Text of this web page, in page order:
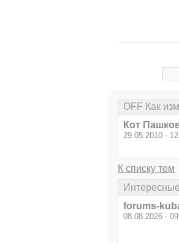
OFF Как
Кот
29.05.2010 -
К списку тем
forums-
08.08.2026 -